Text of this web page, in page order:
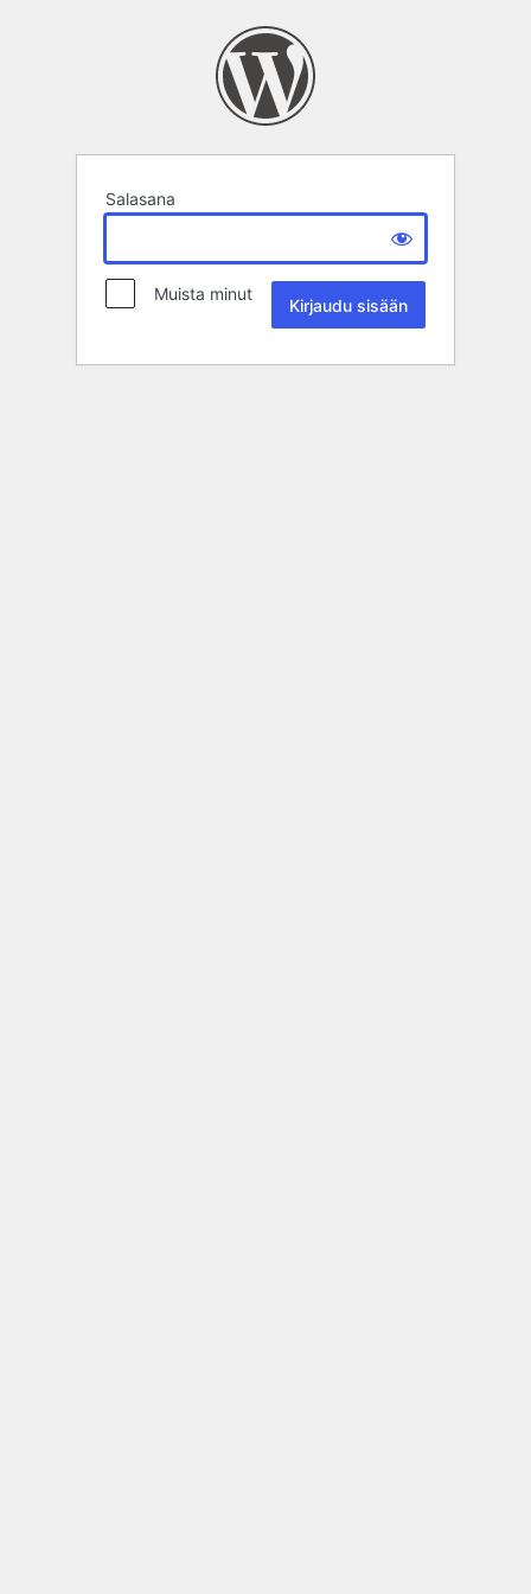
Salasana
Muista minut